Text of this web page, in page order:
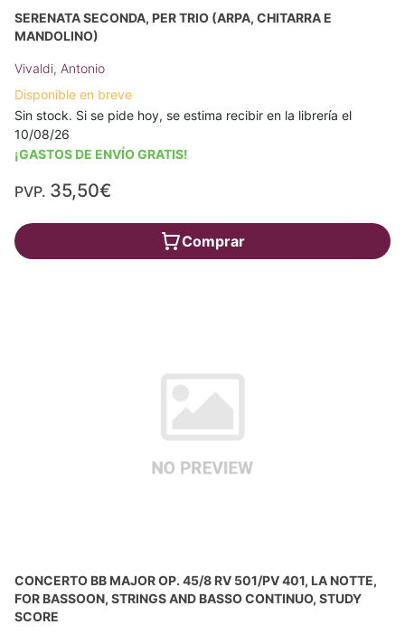
SERENATA SECONDA, PER TRIO (ARPA, CHITARRA E
MANDOLINO)
Vivaldi, Antonio
Disponible en breve
Sin stock. Si se pide hoy, se estima recibir en la librería el
10/08/26
¡GASTOS DE ENVÍO GRATIS!
PVP. 35,50€
Comprar
CONCERTO BB MAJOR OP. 45/8 RV 501/PV 401, LA NOTTE,
FOR BASSOON, STRINGS AND BASSO CONTINUO, STUDY
SCORE